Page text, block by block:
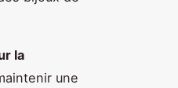
la
une